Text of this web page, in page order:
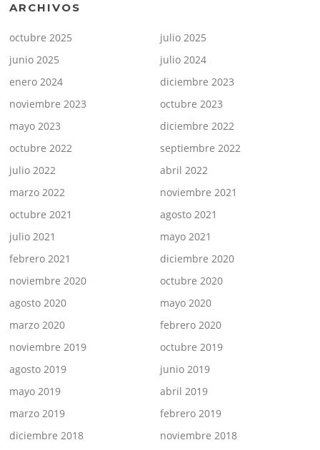
ARCHIVOS
octubre 2025
julio 2025
junio 2025
julio 2024
enero 2024
diciembre 2023
noviembre 2023
octubre 2023
mayo 2023
diciembre 2022
octubre 2022
septiembre 2022
julio 2022
abril 2022
marzo 2022
noviembre 2021
octubre 2021
agosto 2021
julio 2021
mayo 2021
febrero 2021
diciembre 2020
noviembre 2020
octubre 2020
agosto 2020
mayo 2020
marzo 2020
febrero 2020
noviembre 2019
octubre 2019
agosto 2019
junio 2019
mayo 2019
abril 2019
marzo 2019
febrero 2019
diciembre 2018
noviembre 2018